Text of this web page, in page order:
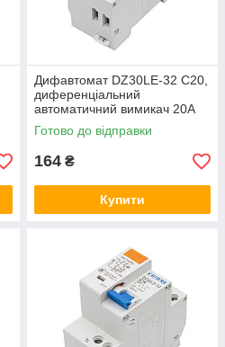
Дифавтомат DZ30LE-32 С20,
диференціальний
автоматичний вимикач 20А
Готово до відправки
164 ₴
Купити